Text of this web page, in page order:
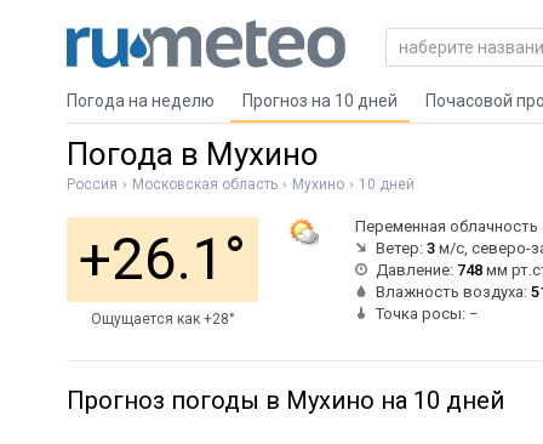
Погода на неделю Прогноз на 10 дней Почасовой
Погода в Мухино
Россия Московская область Мухино 10 дней
+26.1°
Ощущается как +28°
Переменная облачность
Ветер: 3 м/с, северо-
Давление: 748 мм
Влажность воздуха:
Точка росы: −
Прогноз погоды в Мухино на 10 дней